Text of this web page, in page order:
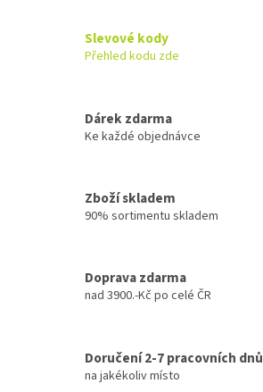
y
s
Slevové kody
Přehled kodu zde
Dárek zdarma
Ke každé objednávce
Zboží skladem
90% sortimentu skladem
Doprava zdarma
nad 3900.-Kč po celé ČR
Doručení 2-7 pracovních dnů
na jakékoliv místo